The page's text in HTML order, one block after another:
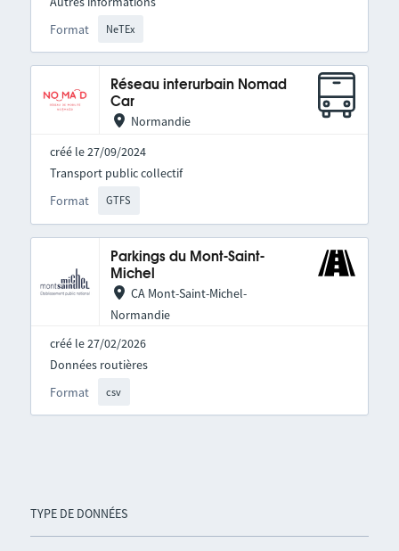
TYPE DE DONNÉES
Format NeTEx
Réseau interurbain Nomad
Car
Normandie
créé le 27/09/2024
Format GTFS
Transport public collectif
Parkings du Mont-Saint-
Michel
CA Mont-Saint-Michel-
Normandie
créé le 27/02/2026
Format csv
Données routières